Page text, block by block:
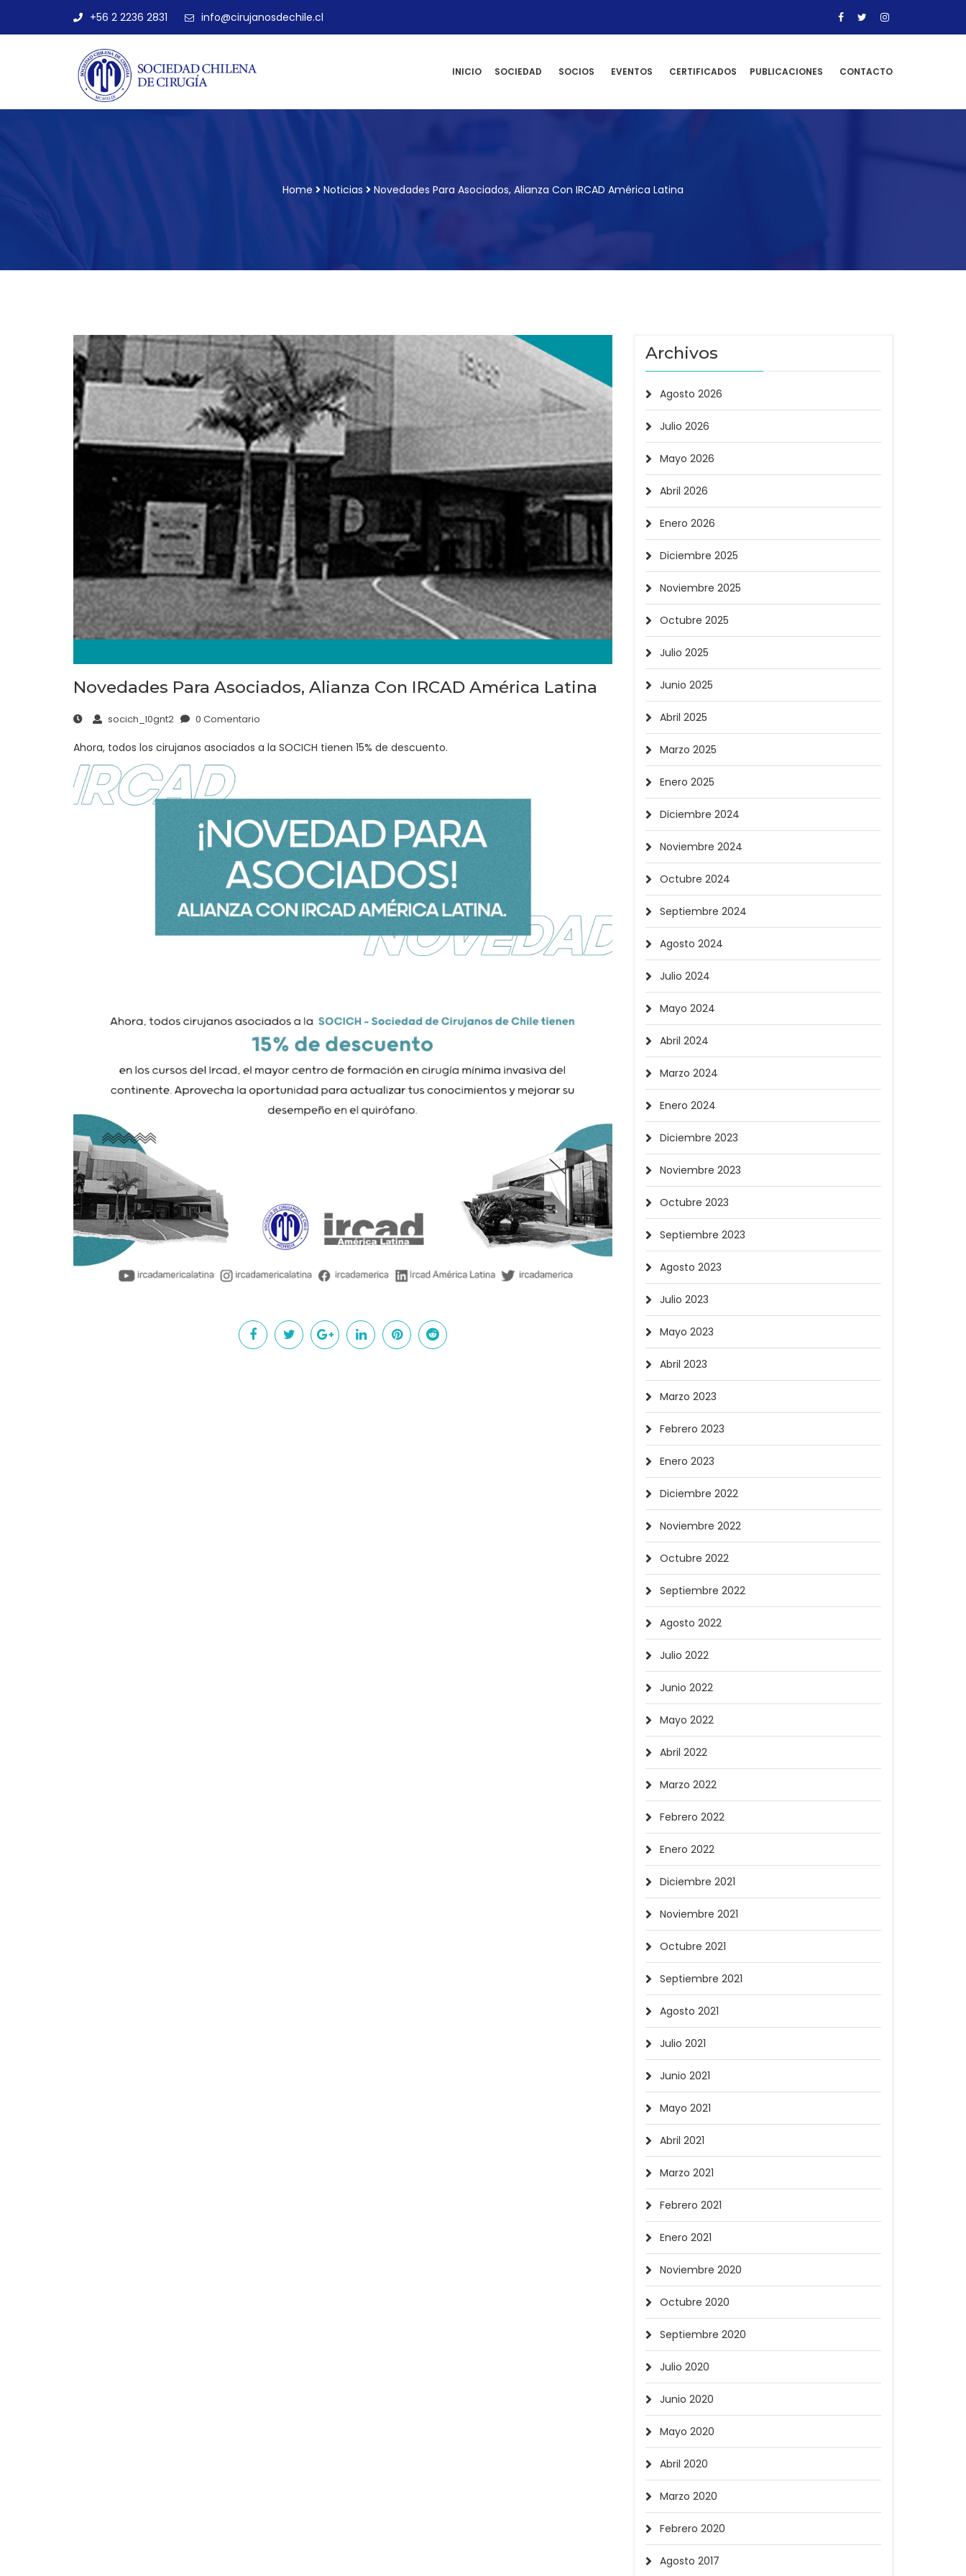
+56 2 2236 2831 info@cirujanosdechile.cl
INICIO SOCIEDAD SOCIOS EVENTOS CERTIFICADOS PUBLICACIONES CONTACTO
Home Noticias Novedades Para Asociados, Alianza Con IRCAD América Latina
Novedades Para Asociados, Alianza Con IRCAD América Latina
socich_l0gnt2 0 Comentario
Ahora, todos los cirujanos asociados a la SOCICH tienen 15% de descuento.
Archivos
Agosto 2026
Julio 2026
Mayo 2026
Abril 2026
Enero 2026
Diciembre 2025
Noviembre 2025
Octubre 2025
Julio 2025
Junio 2025
Abril 2025
Marzo 2025
Enero 2025
Diciembre 2024
Noviembre 2024
Octubre 2024
Septiembre 2024
Agosto 2024
Julio 2024
Mayo 2024
Abril 2024
Marzo 2024
Enero 2024
Diciembre 2023
Noviembre 2023
Octubre 2023
Septiembre 2023
Agosto 2023
Julio 2023
Mayo 2023
Abril 2023
Marzo 2023
Febrero 2023
Enero 2023
Diciembre 2022
Noviembre 2022
Octubre 2022
Septiembre 2022
Agosto 2022
Julio 2022
Junio 2022
Mayo 2022
Abril 2022
Marzo 2022
Febrero 2022
Enero 2022
Diciembre 2021
Noviembre 2021
Octubre 2021
Septiembre 2021
Agosto 2021
Julio 2021
Junio 2021
Mayo 2021
Abril 2021
Marzo 2021
Febrero 2021
Enero 2021
Noviembre 2020
Octubre 2020
Septiembre 2020
Julio 2020
Junio 2020
Mayo 2020
Abril 2020
Marzo 2020
Febrero 2020
Agosto 2017